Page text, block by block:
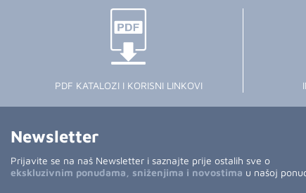
PDF KATALOZI I KORISNI LINKOVI
Newsletter
Prijavite se na naš Newsletter i saznajte prije ostalih sve o
ekskluzivnim ponudama, sniženjima i novostima u našoj